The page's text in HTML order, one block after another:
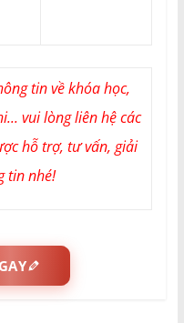
tin về khóa học,
vui lòng liên hệ các
hỗ trợ, tư vấn, giải
tin nhé!